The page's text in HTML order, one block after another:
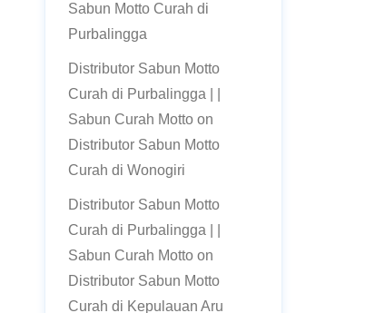
Sabun Motto Curah di
Purbalingga
Distributor Sabun Motto
Curah di Purbalingga | |
Sabun Curah Mottoon
Distributor Sabun Motto
Curah di Wonogiri
Distributor Sabun Motto
Curah di Purbalingga | |
Sabun Curah Mottoon
Distributor Sabun Motto
Curah di Kepulauan Aru